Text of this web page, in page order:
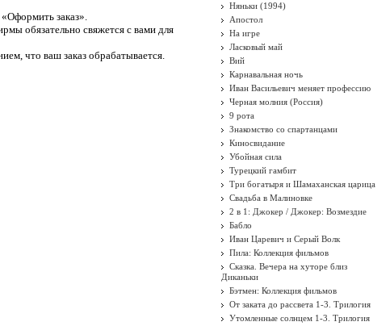
заказ».
обязательно свяжется с вами для
что ваш заказ обрабатывается.
Няньки (1994)
Апостол
На игре
Ласковый май
Вий
Карнавальная ночь
Иван Васильевич меняет профессию
Черная молния (Россия)
9 рота
Знакомство со спартанцами
Киносвидание
Убойная сила
Турецкий гамбит
Три богатыря и Шамаханская царица
Свадьба в Малиновке
2 в 1: Джокер / Джокер: Возмездие
Бабло
Иван Царевич и Серый Волк
Пила: Коллекция фильмов
Сказка. Вечера на хуторе близ
Диканьки
Бэтмен: Коллекция фильмов
От заката до рассвета 1-3. Трилогия
Утомленные солнцем 1-3. Трилогия